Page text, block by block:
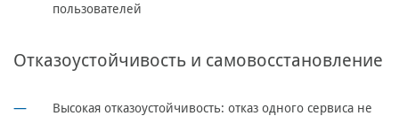
пользователей
Отказоустойчивость и самовосстановление
Высокая отказоустойчивость: отказ одного сервиса не